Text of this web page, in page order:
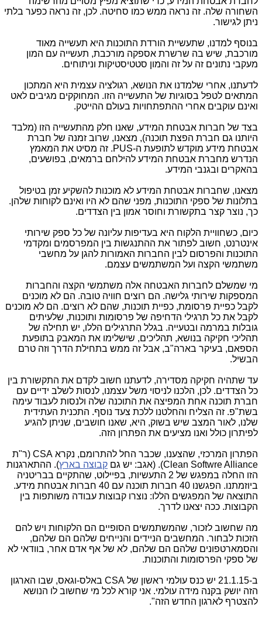
השחורה שלה. זה נראה ממש כמו סחיטה. לכן, זה נראה כפער בלתי
ניתן לגישור.
בנוסף למדנו, שתעשיית הורדת התוכנות היא תעשייה מאוד
מורכבת, שיש בה שרשרת אספקה מורכבת, תעשייה עם המון
מעקבי נתונים זה על זה והמון סטטיסטיקות וניתוחים.
לדעתנו, אחרי שלמדנו את הנושא, רגולציה עצמית היא המתכון
המתאים לטפל בסוגיות של התעשייה הזו. המחוקקים מגיבים לאט
ואינם עוקבים אחרי ההתפתחויות בעולם ההייטק.
בצד של חברות אבטחת המידע, שאנו חלק מהתעשייה הזו (מלבד
היותנו גם חברת הפצת תוכנה), מצאנו, שרוב זמנה של חברת
אבטחת מידע מוקדש לתופעת ה-PUS. זה מסיט את המאמץ
הנדרש מחברת אבטחת המידע להילחם ברמאים, בפושעים,
בהאקרים ובגנבי המידע.
מצאנו, שחברות אבטחת המידע לא מוכנות להשקיע זמן בטיפול
בתלונות של ספקי התוכנות, מפני שהם לא היו ואינם לקוחות שלהן.
כך, נוצר קצר בתקשורת וחוסר אמון בין הצדדים.
כיום, כשחוויית הלקוח היא בעדיפות עליונה של כל ספק שירותי
אינטרנט, חשוב לפתור את ההתנגשות בין המפרסמים ומקדמי
התוכנות והפרסום לבין החברות האמורות להגן על מחשבי
משתמשי הקצה ועל המשתמשים עצמם.
מי שמשלם לחברות האבטחה אלה משתמשי הקצה והחברות
המספקות שירותי גלישה. הם רוצים חוויה טובה. הם לא מוכנים
לקבל כפיית פרסומת, כפיית תוכנות, שהם לא רוצים. הם לא מוכנים
לקבל את כל תרגילי הדחיפה של פרסומות ותוכנות, שלעיתים
גובלות במרמה ובטעייה. בגלל התרגילים הללו, יש תחילה של
תהליכי חקיקה בנושא, תהליכים, שישלימו את המאבק בתופעת
הספאם, בעיקר בארה"ב, אבל זה ממש בתחילת הדרך וזה טרם
הבשיל.
עד שתהיה חקיקה מסדירה, לדעתנו חשוב לקדם את התקשורת בין
כל הצדדים. לכן, הלכנו לניסוי משל עצמנו, לנסות לשלב ידיים עם
חברת תוכנה אחת המפיצה את התוכנה שלה ולנסות לעבוד עימה
בשת"פ. זה הצליח והחלטנו ללכת צעד נוסף. התכנית העתידית
שלנו, לאור המצב שיש בשוק, היא, שאנו חושבים, שניתן להגיע
לפיתרון כולל ואנו מציעים את הפתרון הזה.
הפתרון המרכזי, שהצענו, שכבר החל להתרומם, נקרא CSA (ר"ת
Clean Softwre Alliance). (אגב: יש גם
קבוצה בארץ). ההתארגנות
הזו החלה במפגש של 2 התעשיות, בפיילוט, שהתקיים בבריטניה
ביוזמתנו. הפגשנו 40 חברות תוכנה עם 40 חברות אבטחת מידע.
התוצאה של המפגשים הללו: נוצרו קבוצות עבודה משותפות בין
הקבוצות. ככה יצאנו לדרך.
מה שחשוב לזכור, שהמשתמשים הסופיים הם הלקוחות ויש להם
הזכות לבחור. המחשבים הניידים והנייחים שלהם הם שלהם,
והסמארטפונים שלהם הם שלהם, לא של אף אדם אחר, בוודאי לא
של ספקי הפרסומות והתוכנות.
ב-21.1.15 יש כנס עולמי ראשון של CSA באלס-וגאס, שבו הארגון
הזה יושק בקנה מידה עולמי. אני קורא לכל מי שחשוב לו הנושא
להצטרף לארגון החדש הזה".